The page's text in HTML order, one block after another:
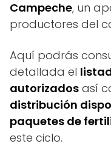
Campeche, un
productores del
Aquí podrás
detallada el
autorizados así
distribución
paquetes de
este ciclo.